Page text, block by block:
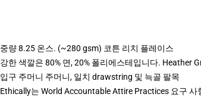
중량 8.25 온스. (~280 gsm) 코튼 리치 플레이스
강한 색깔은 80% 면, 20% 폴리에스테입니다. Heather
입구 주머니 주머니, 일치 drawstring 및 늑골 팔목
Ethically는 World Accountable Attire Practices 요구 사